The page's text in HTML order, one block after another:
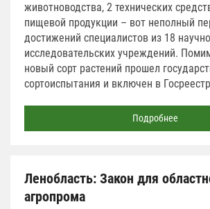
животноводства, 2 технических
пищевой продукции – вот неполный
достижений специалистов из 18
исследовательских учреждений.
новый сорт растений прошел
сортоиспытания и включен в
Подробнее
Ленобласть: Закон для
агропрома